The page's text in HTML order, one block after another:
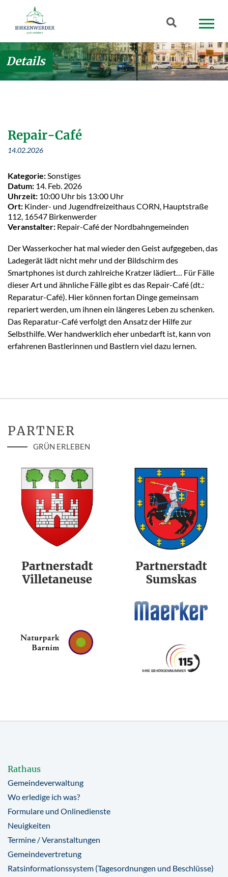
Zum Hauptinhalt springen
Suchbegriff
Details
Repair-Café
14.02.2026
Kategorie: Sonstiges
Datum: 14. Feb. 2026
Uhrzeit: 10:00 Uhr bis 13:00 Uhr
Ort: Kinder- und Jugendfreizeithaus CORN, Hauptstraße
112, 16547 Birkenwerder
Veranstalter: Repair-Café der Nordbahngemeinden
Der Wasserkocher hat mal wieder den Geist aufgegeben, das
Ladegerät lädt nicht mehr und der Bildschirm des
Smartphones ist durch zahlreiche Kratzer lädiert… Für Fälle
dieser Art und ähnliche Fälle gibt es das Repair-Café (dt.:
Reparatur-Café). Hier können fortan Dinge gemeinsam
repariert werden, um ihnen ein längeres Leben zu schenken.
Das Reparatur-Café verfolgt den Ansatz der Hilfe zur
Selbsthilfe. Wer handwerklich eher unbedarft ist, kann von
erfahrenen Bastlerinnen und Bastlern viel dazu lernen.
PARTNER
GRÜN ERLEBEN
Rathaus
Gemeindeverwaltung
Wo erledige ich was?
Formulare und Onlinedienste
Neuigkeiten
Termine / Veranstaltungen
Gemeindevertretung
Ratsinformationssystem (Tagesordnungen und Beschlüsse)